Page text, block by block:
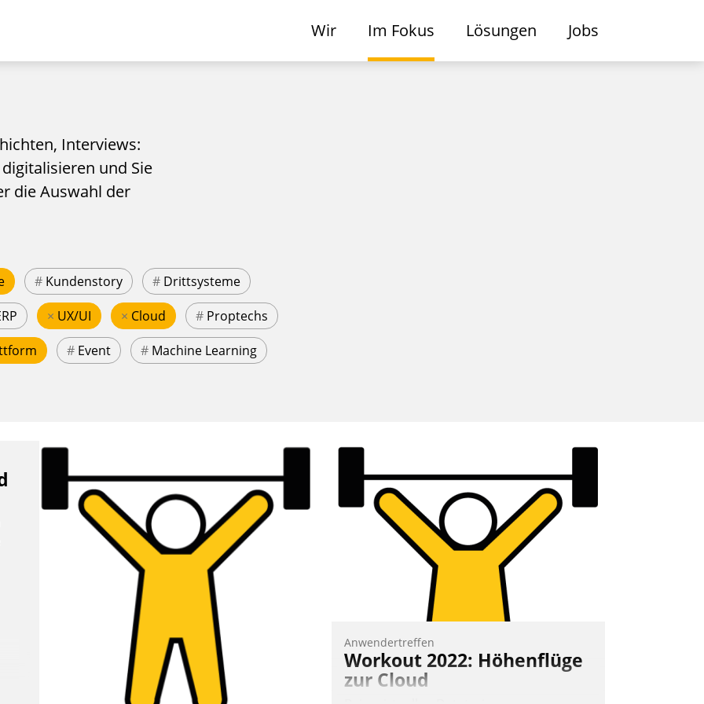
Wir Im Fokus Lösungen Jobs
Interviews:
und Sie
die Auswahl der
# Kundenstory # Drittsysteme
× UX/UI × Cloud # Proptechs
# Event # Machine Learning
Anwendertreffen
Workout 2022: Höhenflüge
zur Cloud